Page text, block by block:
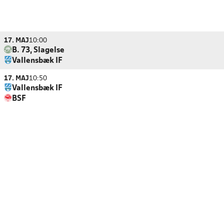
17. MAJ10:00
B. 73, Slagelse
Vallensbæk IF
17. MAJ10:50
Vallensbæk IF
BSF